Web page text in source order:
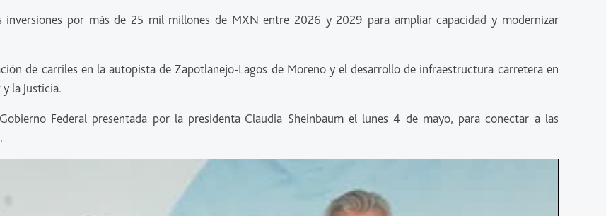
inversiones por más de 25 mil millones de MXN entre 2026 y 2029 para ampliar capacidad y modernizar
de carriles en la autopista de Zapotlanejo-Lagos de Moreno y el desarrollo de infraestructura carretera en
la Justicia.
Federal presentada por la presidenta Claudia Sheinbaum el lunes 4 de mayo, para conectar a las